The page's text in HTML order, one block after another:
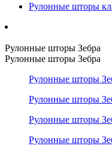
Рулонные шторы
Рулонные шторы Зебра
Рулонные шторы Зебра
Рулонные шторы
Рулонные шторы
Рулонные шторы
Рулонные шторы